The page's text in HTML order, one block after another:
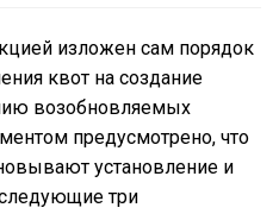
изложен сам порядок
квот на создание
возобновляемых
предусмотрено, что
установление и
три